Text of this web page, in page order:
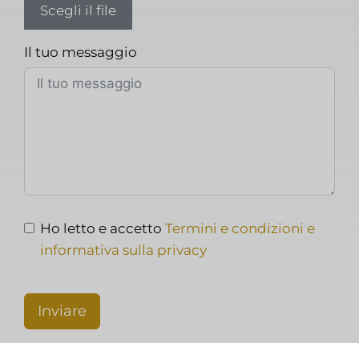
Scegli il file
Il tuo messaggio
Ho letto e accetto Termini e condizioni e
informativa sulla privacy
Inviare